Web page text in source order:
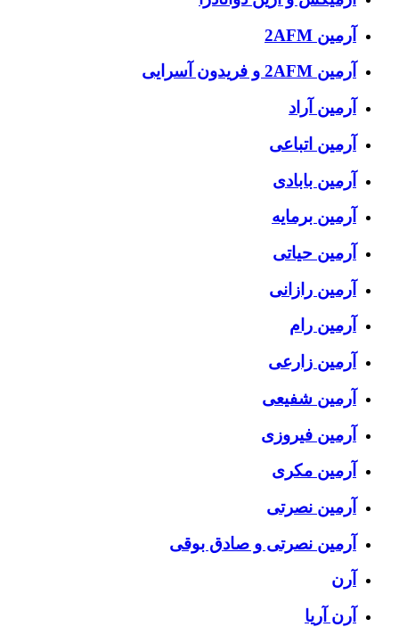
آرمین 2AFM
آرمین 2AFM و فریدون آسرایی
آرمین آراد
آرمین اتباعی
آرمین بابادی
آرمین برمایه
آرمین حیاتی
آرمین رازانی
آرمین رام
آرمین زارعی
آرمین شفیعی
آرمین فیروزی
آرمین مکری
آرمین نصرتی
آرمین نصرتی و صادق بوقی
آرن
آرن آریا